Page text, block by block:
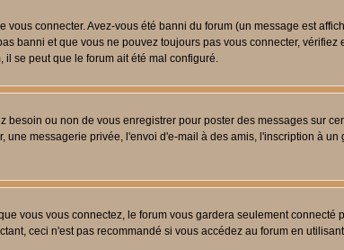
connecter. Avez-vous été banni du forum (un message est
banni et que vous ne pouvez toujours pas vous connecter,
il se peut que le forum ait été mal configuré.
ou non de vous enregistrer pour poster des messages sur
messagerie privée, l'envoi d'e-mail à des amis, l'inscription à
vous vous connectez, le forum vous gardera seulement
ceci n'est pas recommandé si vous accédez au forum en